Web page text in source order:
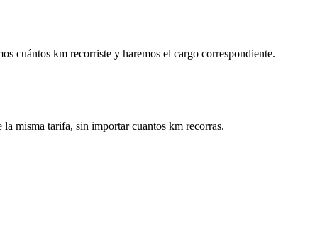
cuántos km recorriste y haremos el cargo correspondiente.
la misma tarifa, sin importar cuantos km recorras.